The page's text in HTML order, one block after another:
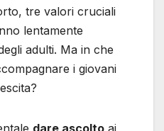
tre valori cruciali
lentamente
adulti. Ma in che
i giovani
dare ascolto ai